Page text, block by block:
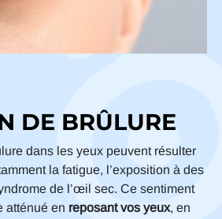
DE BRÛLURE
dans les yeux peuvent résulter
la fatigue, l’exposition à des
de l’œil sec. Ce sentiment
atténué en reposant vos yeux, en